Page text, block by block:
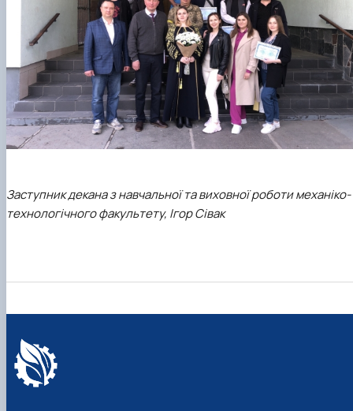
Заступник декана з навчальної та виховної роботи механіко-
технологічного факультету, Ігор Сівак